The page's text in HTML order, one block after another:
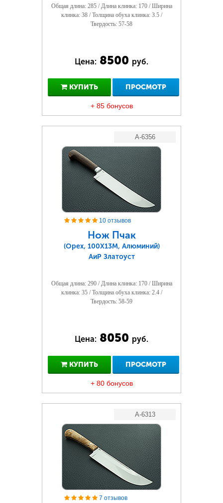
Общая длина: 285 / Длина клинка: 170 / Ширина
клинка: 38 / Толщина обуха клинка: 3.5 /
Твердость: 57-58
Цена: 8500 руб.
КУПИТЬ ПРОСМОТР
+ 85 бонусов
A-6356
10 отзывов
Нож Пчак
(Орех, 100Х13М, Алюминий)
АиР Златоуст
Общая длина: 290 / Длина клинка: 170 / Ширина
клинка: 35 / Толщина обуха клинка: 2.4 /
Твердость: 58-59
Цена: 8050 руб.
КУПИТЬ ПРОСМОТР
+ 80 бонусов
A-6313
7 отзывов